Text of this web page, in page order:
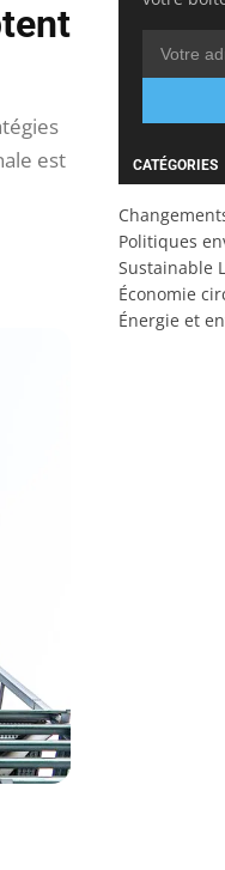
est
CATÉGORIES
Politiques
Sustainable
Économie
Énergie et